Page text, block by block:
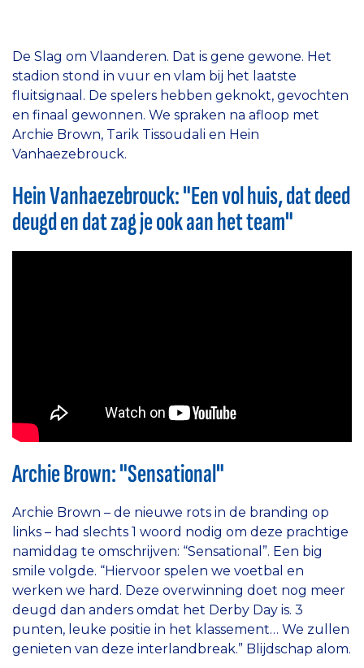
De Slag om Vlaanderen. Dat is gene gewone. Het
stadion stond in vuur en vlam bij het laatste
fluitsignaal. De spelers hebben geknokt, gevochten
en finaal gewonnen. We spraken na afloop met
Archie Brown, Tarik Tissoudali en Hein
Vanhaezebrouck.
Hein Vanhaezebrouck: "Een vol huis, dat deed
deugd en dat zag je ook aan het team"
Archie Brown: "Sensational"
Archie Brown – de nieuwe rots in de branding op
links – had slechts 1 woord nodig om deze prachtige
namiddag te omschrijven: “Sensational”. Een big
smile volgde. “Hiervoor spelen we voetbal en
werken we hard. Deze overwinning doet nog meer
deugd dan anders omdat het Derby Day is. 3
punten, leuke positie in het klassement… We zullen
genieten van deze interlandbreak.” Blijdschap alom.